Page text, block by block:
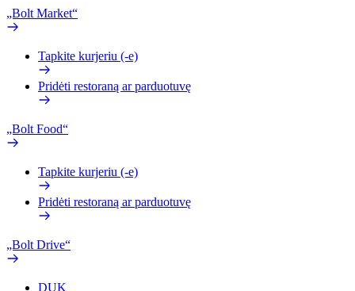
„Bolt Market“
Tapkite kurjeriu (-e)
Pridėti restoraną ar parduotuvę
„Bolt Food“
Tapkite kurjeriu (-e)
Pridėti restoraną ar parduotuvę
„Bolt Drive“
DUK